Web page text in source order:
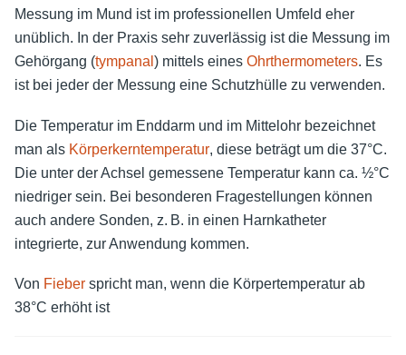
Messung im Mund ist im professionellen Umfeld eher
unüblich. In der Praxis sehr zuverlässig ist die Messung im
Gehörgang (tympanal ) mittels eines Ohrthermometers. Es
ist bei jeder der Messung eine Schutzhülle zu verwenden.
Die Temperatur im Enddarm und im Mittelohr bezeichnet
man als Körperkerntemperatur, diese beträgt um die 37°C.
Die unter der Achsel gemessene Temperatur kann ca. ½°C
niedriger sein. Bei besonderen Fragestellungen können
auch andere Sonden, z. B. in einen Harnkatheter
integrierte, zur Anwendung kommen.
Von Fieber spricht man, wenn die Körpertemperatur ab
38°C erhöht ist